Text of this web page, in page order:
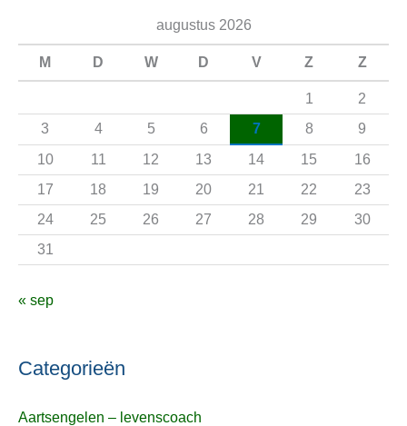
a
r
:
augustus 2026
M D W D V Z Z
1
2
3
4 5 6 7 8
9
10
11 12 13 14 15
16
17
18 19 20 21 22
23
24
25 26 27 28 29
30
31
« sep
Categorieën
Aartsengelen – levenscoach